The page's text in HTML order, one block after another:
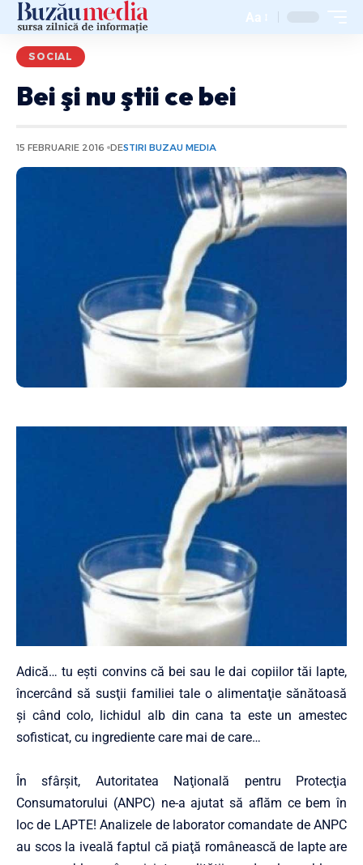
Aa
SOCIAL
Bei şi nu ştii ce bei
15 FEBRUARIE 2016 DESTIRI BUZAU MEDIA
Adică… tu eşti convins că bei sau le dai copiilor tăi lapte,
încercând să susţii familiei tale o alimentaţie sănătoasă
şi când colo, lichidul alb din cana ta este un amestec
sofisticat, cu ingrediente care mai de care…
În sfârşit, Autoritatea Naţională pentru Protecţia
Consumatorului (ANPC) ne-a ajutat să aflăm ce bem în
loc de LAPTE! Analizele de laborator comandate de ANPC
au scos la iveală faptul că piaţă românească de lapte are